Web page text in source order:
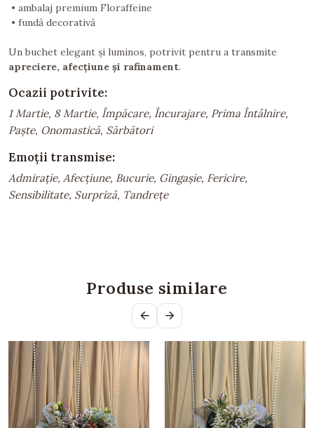
• ambalaj premium Floraffeine
• fundă decorativă
Un buchet elegant și luminos, potrivit pentru a transmite
apreciere, afecțiune și rafinament.
Ocazii potrivite:
1 Martie, 8 Martie, Împăcare, Încurajare, Prima Întâlnire,
Paște, Onomastică, Sărbători
Emoții transmise:
Admirație, Afecțiune, Bucurie, Gingașie, Fericire,
Sensibilitate, Surpriză, Tandrețe
Produse similare